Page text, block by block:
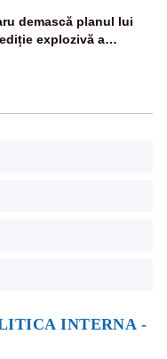
INTERNA -
demască planul lui
explozivă a
la Realitatea PLUS